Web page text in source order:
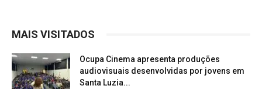
MAIS VISITADOS
Ocupa Cinema apresenta produções
audiovisuais desenvolvidas por jovens em
Santa Luzia...